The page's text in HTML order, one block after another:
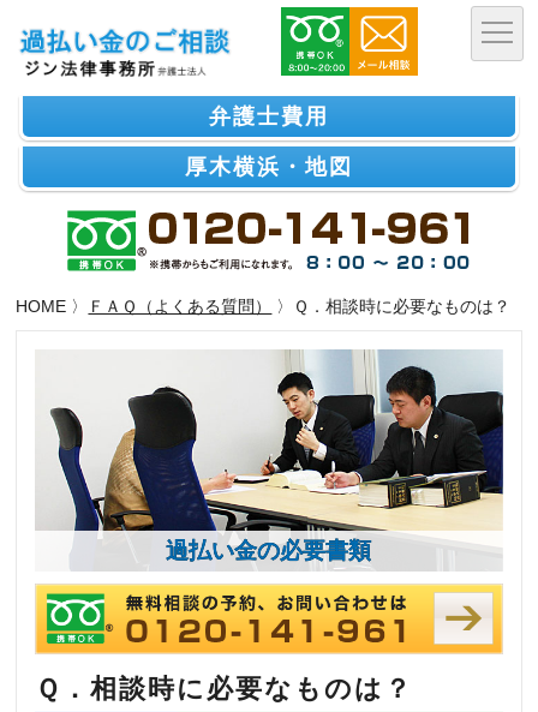
弁護士費用
厚木横浜・地図
HOME 〉 ＦＡＱ（よくある質問） 〉Ｑ．相談時に必要なものは？
過払い金の必要書類
Ｑ．相談時に必要なものは？